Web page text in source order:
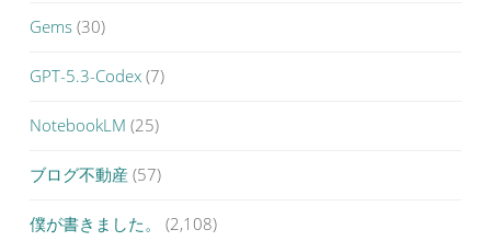
Gems (30)
GPT-5.3-Codex (7)
NotebookLM (25)
ブログ不動産 (57)
僕が書きました。 (2,108)